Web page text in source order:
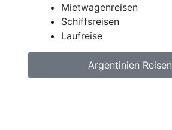
Mietwagenreisen
Schiffsreisen
Laufreise
Argentinien Reisen